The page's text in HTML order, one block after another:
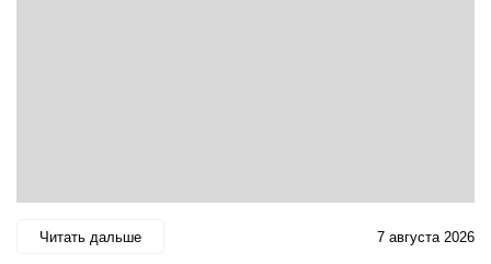
Читать дальше 7 августа 2026